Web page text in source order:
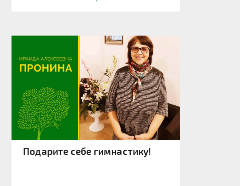
Подарите себе гимнастику!